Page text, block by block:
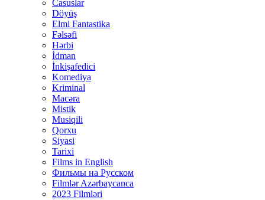
Casuslar
Döyüş
Elmi Fantastika
Fəlsəfi
Hərbi
İdman
İnkişafedici
Komediya
Kriminal
Macəra
Mistik
Musiqili
Qorxu
Siyasi
Tarixi
Films in English
Фильмы на Русском
Filmlər Azərbaycanca
2023 Filmləri